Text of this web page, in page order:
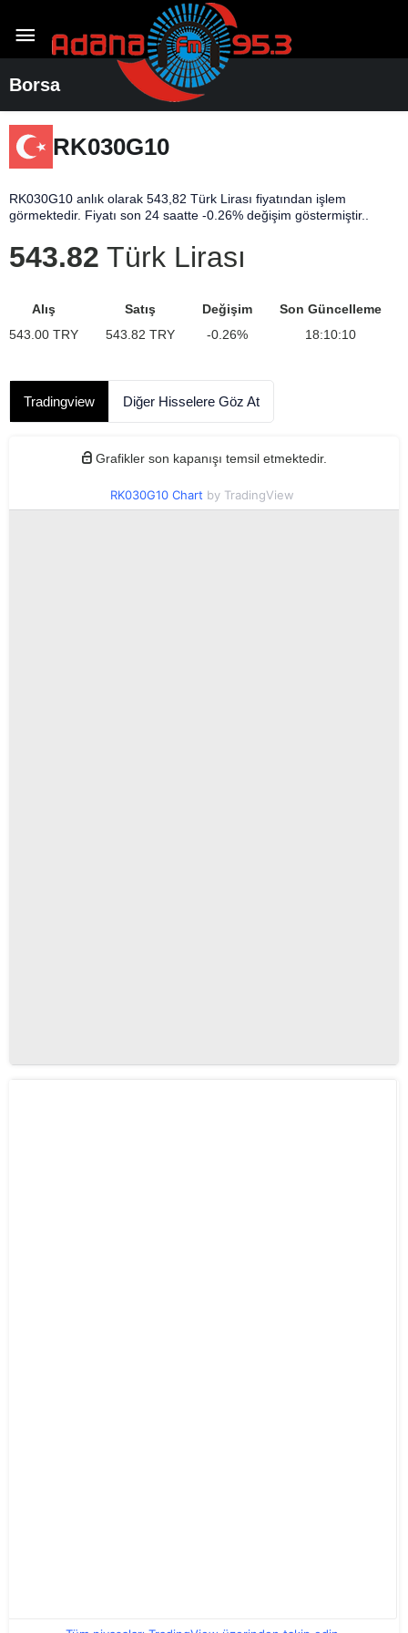
Borsa
RK030G10
RK030G10 anlık olarak 543,82 Türk Lirası fiyatından işlem
görmektedir. Fiyatı son 24 saatte -0.26% değişim göstermiştir..
543.82 Türk Lirası
Alış
543.00 TRY
Satış
543.82 TRY
Değişim
-0.26%
Son Güncelleme
18:10:10
Tradingview Diğer Hisselere Göz At
Grafikler son kapanışı temsil etmektedir.
RK030G10 Chart by TradingView